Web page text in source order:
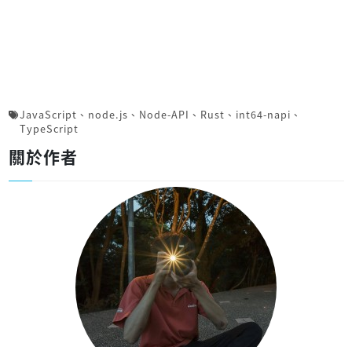
JavaScript 、 node.js 、 Node-API 、 Rust 、 int64-napi 、
TypeScript
關於作者